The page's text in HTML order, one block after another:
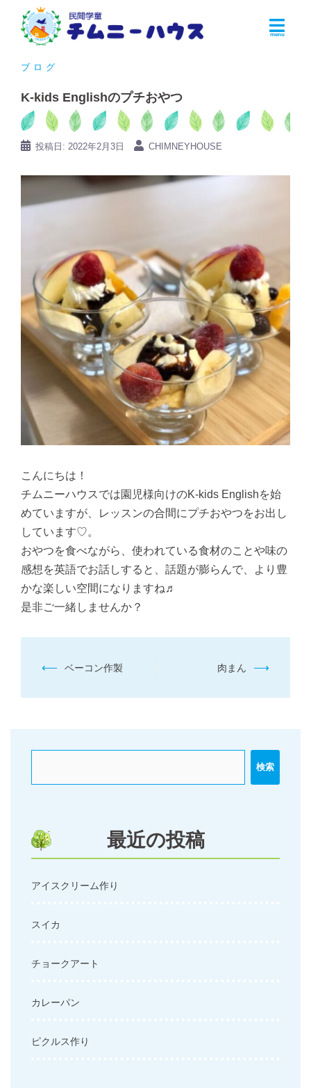
ブログ
K-kids Englishのプチおやつ
投稿日: 2022年2月3日 CHIMNEYHOUSE
こんにちは！
チムニーハウスでは園児様向けのK-kids Englishを始
めていますが、レッスンの合間にプチおやつをお出し
しています♡。
おやつを食べながら、使われている食材のことや味の
感想を英語でお話しすると、話題が膨らんで、より豊
かな楽しい空間になりますね♬
是非ご一緒しませんか？
投
ゲ
ン
⟵ ベーコン作製 肉まん ⟶
検索
最近の投稿
アイスクリーム作り
スイカ
チョークアート
カレーパン
ピクルス作り